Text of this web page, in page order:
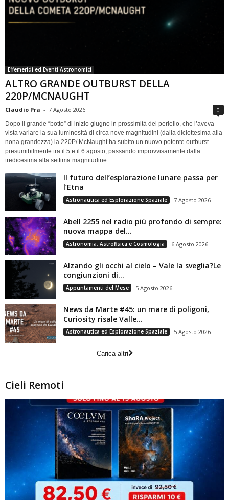
Effemeridi ed Eventi Astronomici
ALTRO GRANDE OUTBURST DELLA
220P/MCNAUGHT
Claudio Pra - 7 Agosto 2026 0
Dopo il grande “botto” di inizio giugno in prossimità del perielio, che l’aveva
vista variare la sua luminosità di circa nove magnitudini (dalla diciottesima alla
nona grandezza) la 220P/ McNaught ha subìto un nuovo potente outburst
presumibilmente tra il 5 e il 6 agosto, passando improvvisamente dalla
tredicesima alla settima magnitudine.
Il futuro dell’esplorazione lunare passa per
l’Etna
Astronautica ed Esplorazione Spaziale 7 Agosto 2026
Abell 2255 nel radio più profondo di sempre:
nuova mappa del...
Astronomia, Astrofisica e Cosmologia 6 Agosto 2026
Alzando gli occhi al cielo – Vale la sveglia?Le
congiunzioni di...
Appuntamenti del Mese 5 Agosto 2026
News da Marte #45: un mare di poligoni,
Curiosity risale Valle...
Astronautica ed Esplorazione Spaziale 5 Agosto 2026
Carica altri
Cieli Remoti